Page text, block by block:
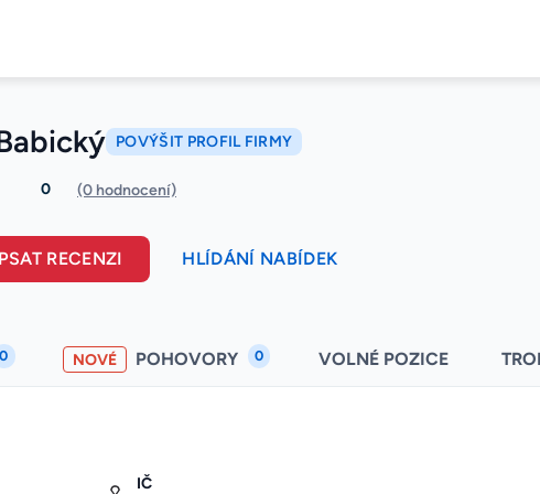
POVÝŠIT PROFIL FIRMY
0 (0 hodnocení)
RECENZI HLÍDÁNÍ NABÍDEK
0 NOVÉ POHOVORY 0 VOLNÉ POZICE
IČ